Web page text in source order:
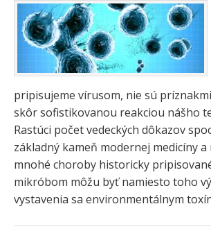
pripisujeme vírusom, nie sú
skôr sofistikovanou reakciou nášho
Rastúci počet vedeckých dôkazov
základný kameň modernej medicíny a
mnohé choroby historicky
mikróbom môžu byť namiesto toho
vystavenia sa environmentálnym